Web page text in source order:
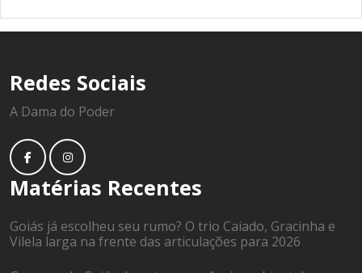
Redes Sociais
A Dama do Poder
Matérias Recentes
Goiás já escolheu seu rumo? O trio Caiado, Gracinha e
Vilela larga na frente das articulações para 2026